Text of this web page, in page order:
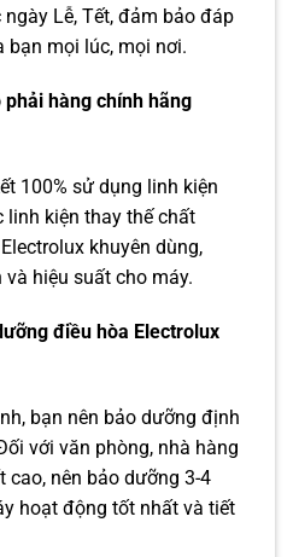
ngày Lễ, Tết, đảm bảo đáp
bạn mọi lúc, mọi nơi.
hàng chính hãng
100% sử dụng linh kiện
linh kiện thay thế chất
khuyên dùng,
hiệu suất cho máy.
điều hòa Electrolux
bạn nên bảo dưỡng định
với văn phòng, nhà hàng
cao, nên bảo dưỡng 3-4
hoạt động tốt nhất và tiết